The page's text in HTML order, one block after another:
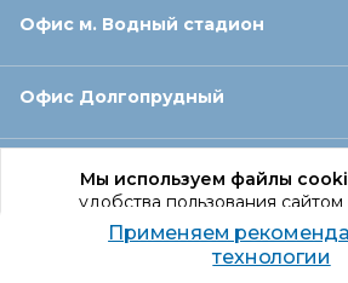
Мы используем файлы
удобства пользования
качества
Продолжая использование
согласие на обработку
Офис м. Водный стадион
Офис Долгопрудный
Офис Санкт‑Петербург
Оформление заказа
Применяем
технологии